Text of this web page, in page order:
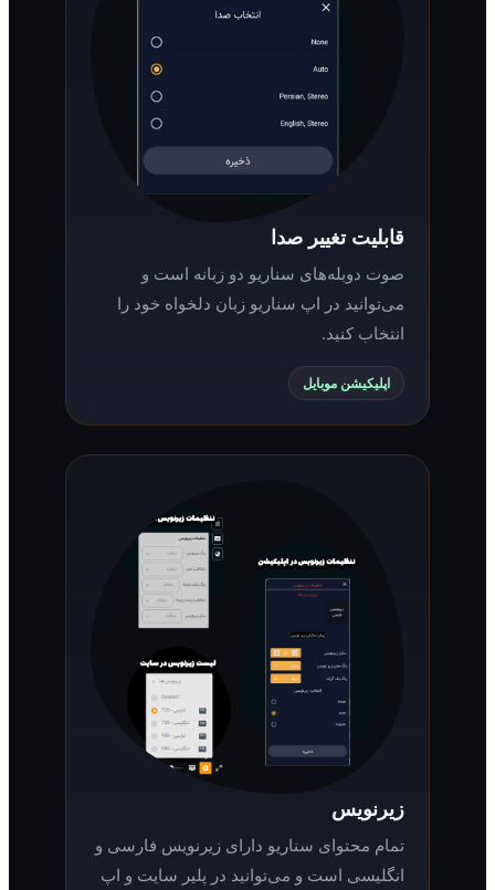
قابلیت تغییر صدا
صوت دوبله‌های سناریو دو زبانه است و
می‌توانید در اپ سناریو زبان دلخواه خود را
انتخاب کنید.
اپلیکیشن موبایل
تمام محتوای سناریو دارای زیرنویس فارسی و
انگلیسی است و می‌توانید در پلیر سایت و اپ